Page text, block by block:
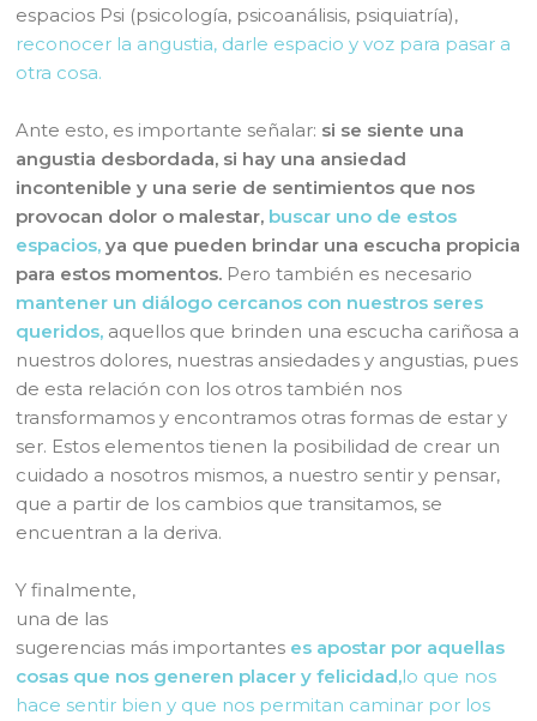
espacios Psi (psicología, psicoanálisis, psiquiatría),
reconocer la angustia, darle espacio y voz para pasar a
otra cosa.
Ante esto, es importante señalar: si se siente una
angustia desbordada, si hay una ansiedad
incontenible y una serie de sentimientos que nos
provocan dolor o malestar, buscar uno de estos
espacios, ya que pueden brindar una escucha propicia
para estos momentos. Pero también es necesario
mantener un diálogo cercanos con nuestros seres
queridos, aquellos que brinden una escucha cariñosa a
nuestros dolores, nuestras ansiedades y angustias, pues
de esta relación con los otros también nos
transformamos y encontramos otras formas de estar y
ser. Estos elementos tienen la posibilidad de crear un
cuidado a nosotros mismos, a nuestro sentir y pensar,
que a partir de los cambios que transitamos, se
encuentran a la deriva.
Y finalmente,
una de las
sugerencias más importantes es apostar por aquellas
cosas que nos generen placer y felicidad,lo que nos
hace sentir bien y que nos permitan caminar por los